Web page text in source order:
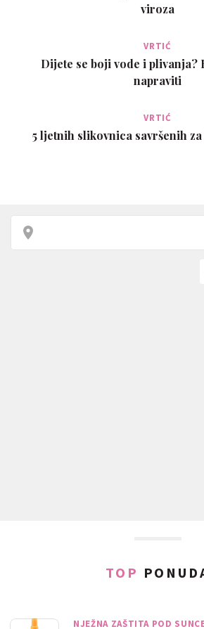
viroza
VRTIĆ
Dijete se boji vode i plivanja?
napraviti
VRTIĆ
5 ljetnih slikovnica savršenih
TOP
NJEŽNA ZAŠTITA POD